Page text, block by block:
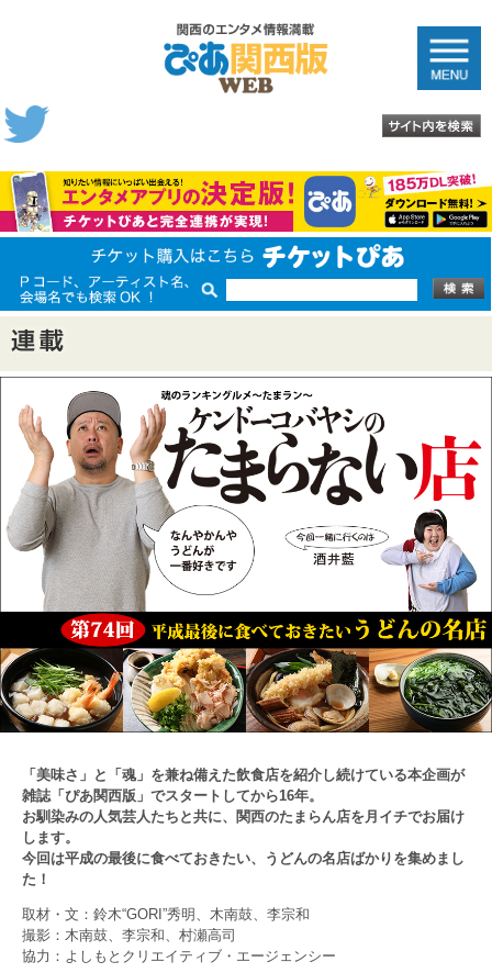
「美味さ」と「魂」を兼ね備えた飲食店を紹介し続けている本企画が
雑誌「ぴあ関西版」でスタートしてから16年。
お馴染みの人気芸人たちと共に、関西のたまらん店を月イチでお届け
します。
今回は平成の最後に食べておきたい、うどんの名店ばかりを集めまし
た！
取材・文：鈴木“GORI”秀明、木南鼓、李宗和
撮影：木南鼓、李宗和、村瀬高司
協力：よしもとクリエイティブ・エージェンシー